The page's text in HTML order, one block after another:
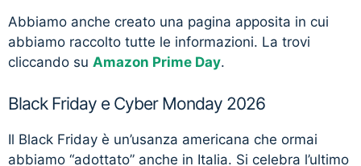
Abbiamo anche creato una pagina apposita in cui
abbiamo raccolto tutte le informazioni. La trovi
cliccando su Amazon Prime Day.
Black Friday e Cyber Monday 2026
Il Black Friday è un’usanza americana che ormai
abbiamo “adottato” anche in Italia. Si celebra l’ultimo